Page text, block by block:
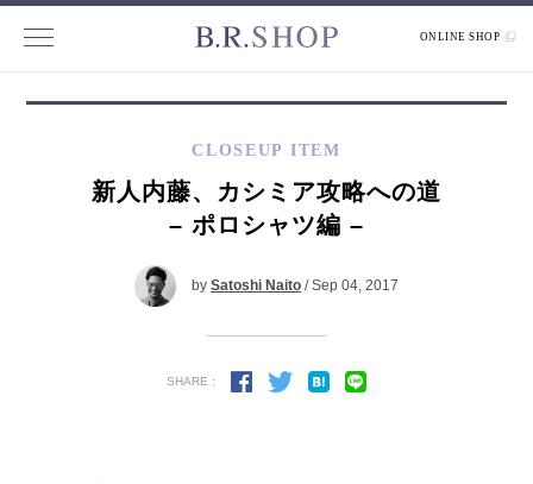
ONLINE SHOP
CLOSEUP ITEM
新人内藤、カシミア攻略への道
– ポロシャツ編 –
by Satoshi Naito / Sep 04, 2017
SHARE :